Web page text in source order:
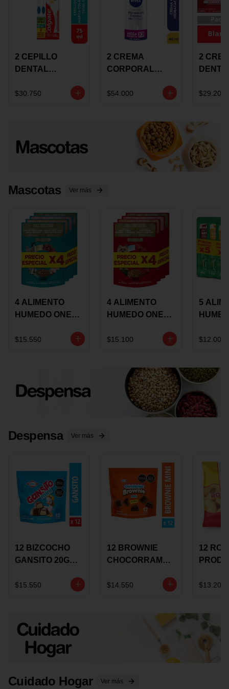
2 CEPILLO
DENTAL
+CREMA
$30.750
2 CREMA
CORPORAL
EXPRESS
OFERTA
$54.000
2
$29.200
Mascotas Ver más
4 ALIMENTO
HUMEDO ONE
85 GRS
$15.550
4 ALIMENTO
HUMEDO ONE
85 GRS
$15.100
5
$12.000
Despensa Ver más
12 BIZCOCHO
GANSITO 20G
MERMELADA
$15.550
12 BROWNIE
CHOCORRAMO
X 20 GRS
$14.550
12
X 15
$13.200
Cuidado Hogar Ver más